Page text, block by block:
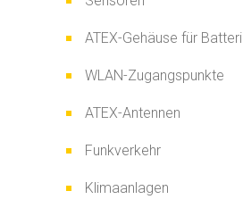
ATEX-Gehäuse für
WLAN-Zugangspunkte
ATEX-Antennen
Funkverkehr
Klimaanlagen